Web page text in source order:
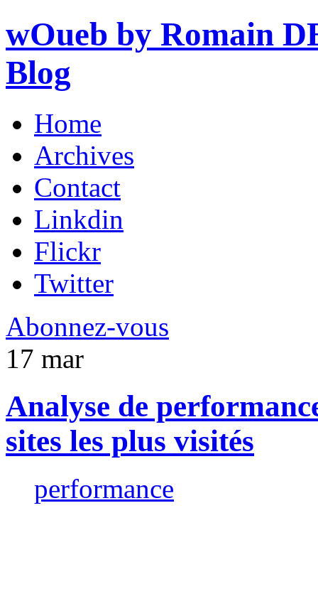
wOueb by Romain
Blog
Home
Archives
Contact
Linkdin
Flickr
Twitter
Abonnez-vous
17 mar
Analyse de
sites les plus visités
performance